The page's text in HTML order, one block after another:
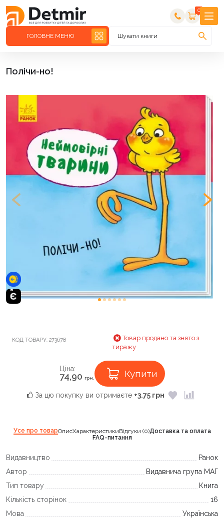
0
ГОЛОВНЕ МЕНЮ Шукати книги
Полічи-но!
КОД ТОВАРУ: 273678
Товар продано та знято з
тиражу
Ціна:
74,90 грн. Купити
За цю покупку ви отримаєте +3.75 грн
Усе про товарОписХарактеристикиВідгуки (0)Доставка та оплата
FAQ-питання
Видавництво
Ранок
Автор
Видавнича група МАГ
Тип товару
Книга
Кількість сторінок
16
Мова
Українська